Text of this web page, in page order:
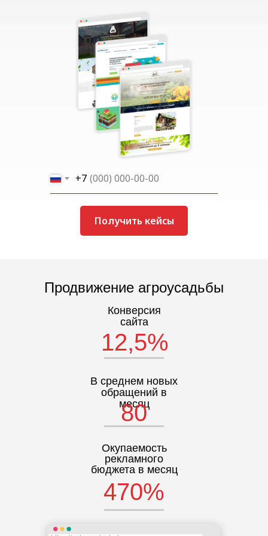
+7
Получить кейсы
12,5%
Конверсия
сайта
Продвижение агроусадьбы
В среднем новых
обращений в
месяц
80
Окупаемость
рекламного
бюджета в месяц
470%